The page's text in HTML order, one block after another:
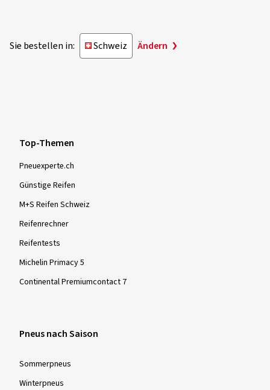
Sie bestellen in: Schweiz Ändern
Top-Themen
Pneuexperte.ch
Günstige Reifen
M+S Reifen Schweiz
Reifenrechner
Reifentests
Michelin Primacy 5
Continental Premiumcontact 7
Pneus nach Saison
Sommer­pneus
Winter­pneus